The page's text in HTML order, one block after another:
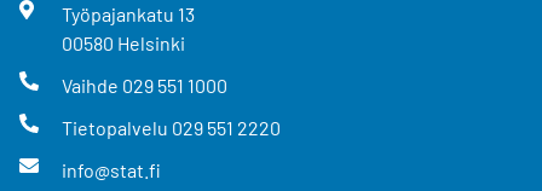
Työpajankatu 13
00580 Helsinki
Vaihde 029 551 1000
Tietopalvelu 029 551 2220
info@stat.fi